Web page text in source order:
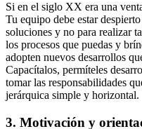
Si en el siglo XX era una
Tu equipo debe estar
soluciones y no para realizar
los procesos que puedas y
adopten nuevos desarrollos
Capacítalos, permíteles
tomar las responsabilidades
jerárquica simple y horizontal.
3. Motivación y